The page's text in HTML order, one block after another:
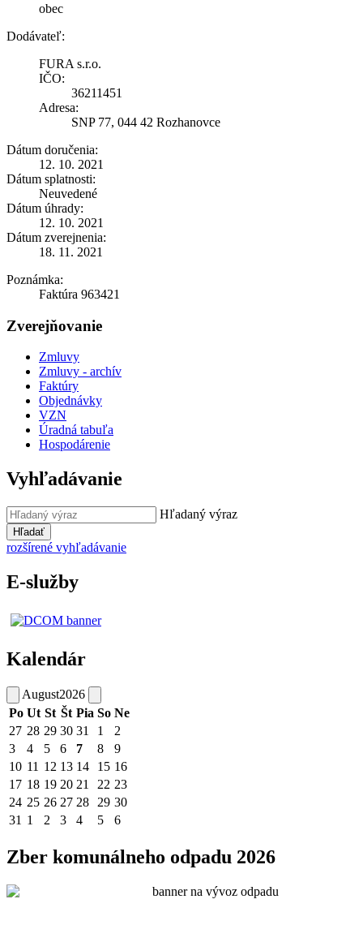
obec
Dodávateľ:
FURA s.r.o.
IČO:
36211451
Adresa:
SNP 77, 044 42 Rozhanovce
Dátum doručenia:
12. 10. 2021
Dátum splatnosti:
Neuvedené
Dátum úhrady:
12. 10. 2021
Dátum zverejnenia:
18. 11. 2021
Poznámka:
Faktúra 963421
Zverejňovanie
Zmluvy
Zmluvy - archív
Faktúry
Objednávky
VZN
Úradná tabuľa
Hospodárenie
Vyhľadávanie
Hľadaný výraz
Hľadať
rozšírené vyhľadávanie
E-služby
Kalendár
August2026
Po Ut St Št Pia So Ne
27 28 29 30 31 1
2
3
4 5 6 7 8
9
10 11 12 13 14 15 16
17 18 19 20 21 22 23
24 25 26 27 28 29 30
31 1 2 3 4 5 6
Zber komunálneho odpadu 2026